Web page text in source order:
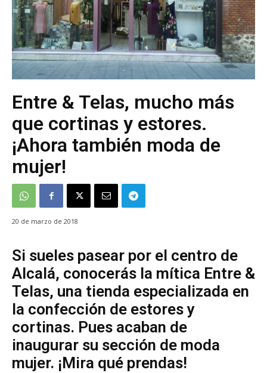
Entre & Telas, mucho más
que cortinas y estores.
¡Ahora también moda de
mujer!
20 de marzo de 2018
Si sueles pasear por el centro de
Alcalá, conocerás la mítica Entre &
Telas, una tienda especializada en
la confección de estores y
cortinas. Pues acaban de
inaugurar su sección de moda
mujer. ¡Mira qué prendas!